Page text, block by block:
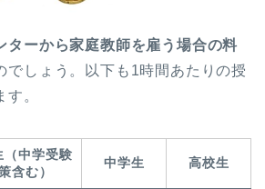
ターから家庭教師を雇う場合の料
でしょう。以下も1時間あたりの授
。
（中学受験
含む）
中学生 高校生